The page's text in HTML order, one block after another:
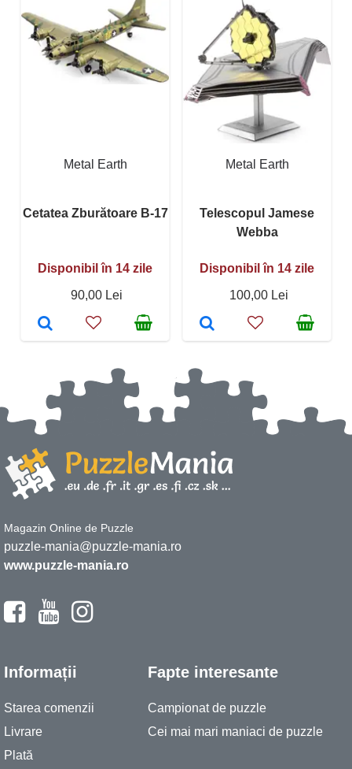
Metal Earth
Cetatea Zburătoare B-17
Disponibil în 14 zile
90,00 Lei
Metal Earth
Telescopul Jamese
Webba
Disponibil în 14 zile
100,00 Lei
Magazin Online de Puzzle
puzzle-mania@puzzle-mania.ro
www.puzzle-mania.ro
Informații
Starea comenzii
Livrare
Plată
Fapte interesante
Campionat de puzzle
Cei mai mari maniaci de puzzle